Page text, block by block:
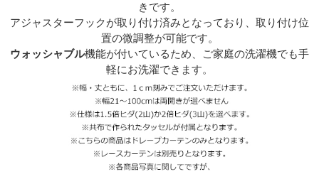
きです。
アジャスターフックが取り付け済みとなっており、取り付け位
置の微調整が可能です。
ウォッシャブル機能が付いているため、ご家庭の洗濯機でも手
軽にお洗濯できます。